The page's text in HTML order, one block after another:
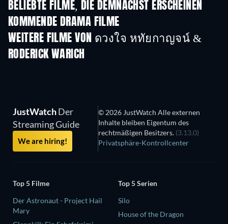
BELIEBTE FILME, DIE DEMNÄCHST ERSCHEINEN
KOMMENDE DRAMA FILME
WEITERE FILME VON ดวงใจ หทัยกาญจน์ &
RODERICK WARICH
JustWatchDer
Streaming Guide
We are hiring!
© 2026 JustWatch Alle externen
Inhalte bleiben Eigentum des
rechtmäßigen Besitzers. (3.13.0)
Privatsphäre-Kontrollcenter
Top 5 Filme
Der Astronaut - Project Hail
Mary
Top 5 Serien
Silo
House of the Dragon